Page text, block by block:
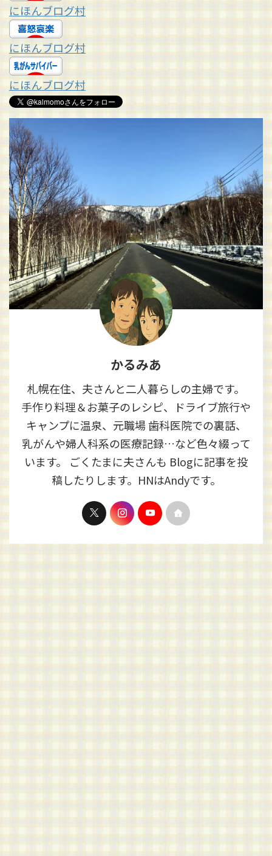
にほんブログ村
にほんブログ村
にほんブログ村
かるみあ
札幌在住、夫さんと二人暮らしの主婦です。
手作り料理＆お菓子のレシピ、ドライブ旅行や
キャンプに温泉、元職場 歯科医院での裏話、
乳がんや婦人科系の医療記録…など色々綴って
います。 ごくたまに夫さんも Blogに記事を投
稿したりします。HNはAndyです。